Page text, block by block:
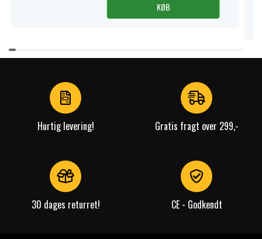
KØB
Item
1
Hurtig levering! Gratis fragt over 299,-
30 dages returret! CE - Godkendt